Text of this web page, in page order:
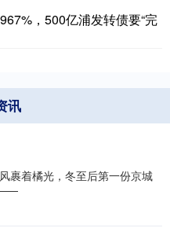
，500亿浦发转债要“完
讯
裹着橘光，冬至后第一份京城
——